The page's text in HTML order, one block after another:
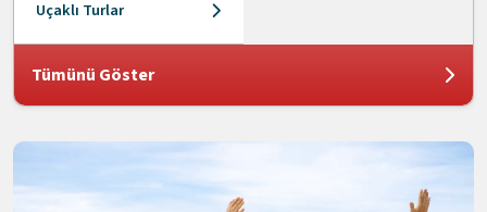
Uçaklı Turlar
Tümünü Göster